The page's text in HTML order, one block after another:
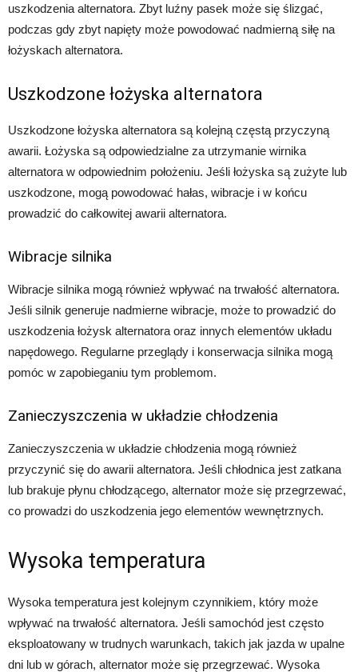
uszkodzenia alternatora. Zbyt luźny pasek może się ślizgać,
podczas gdy zbyt napięty może powodować nadmierną siłę na
łożyskach alternatora.
Uszkodzone łożyska alternatora
Uszkodzone łożyska alternatora są kolejną częstą przyczyną
awarii. Łożyska są odpowiedzialne za utrzymanie wirnika
alternatora w odpowiednim położeniu. Jeśli łożyska są zużyte lub
uszkodzone, mogą powodować hałas, wibracje i w końcu
prowadzić do całkowitej awarii alternatora.
Wibracje silnika
Wibracje silnika mogą również wpływać na trwałość alternatora.
Jeśli silnik generuje nadmierne wibracje, może to prowadzić do
uszkodzenia łożysk alternatora oraz innych elementów układu
napędowego. Regularne przeglądy i konserwacja silnika mogą
pomóc w zapobieganiu tym problemom.
Zanieczyszczenia w układzie chłodzenia
Zanieczyszczenia w układzie chłodzenia mogą również
przyczynić się do awarii alternatora. Jeśli chłodnica jest zatkana
lub brakuje płynu chłodzącego, alternator może się przegrzewać,
co prowadzi do uszkodzenia jego elementów wewnętrznych.
Wysoka temperatura
Wysoka temperatura jest kolejnym czynnikiem, który może
wpływać na trwałość alternatora. Jeśli samochód jest często
eksploatowany w trudnych warunkach, takich jak jazda w upalne
dni lub w górach, alternator może się przegrzewać. Wysoka